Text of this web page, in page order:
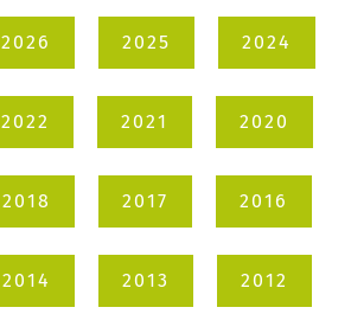
2026 2025 2024
2022 2021 2020
2018 2017 2016
2014 2013 2012